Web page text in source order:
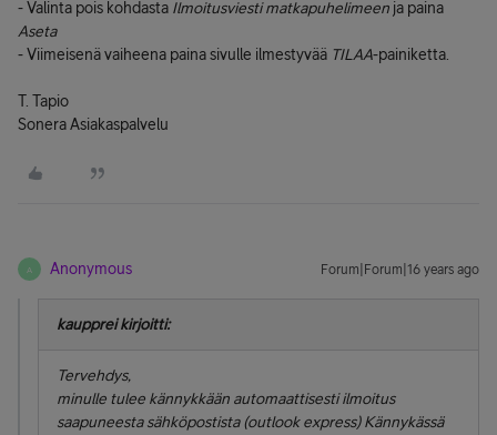
- Valinta pois kohdasta Ilmoitusviesti matkapuhelimeen ja paina
Aseta
- Viimeisenä vaiheena paina sivulle ilmestyvää TILAA-painiketta.
T. Tapio
Sonera Asiakaspalvelu
A Anonymous Forum|Forum|16 years ago
kaupprei kirjoitti:
Tervehdys,
minulle tulee kännykkään automaattisesti ilmoitus
saapuneesta sähköpostista (outlook express) Kännykässä